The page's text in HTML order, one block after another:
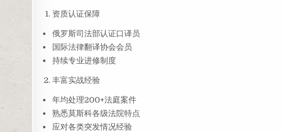
资质认证保障
俄罗斯司法部认证口译员
国际法律翻译协会会员
持续专业进修制度
丰富实战经验
年均处理200+法庭案件
熟悉莫斯科各级法院特点
应对各类突发情况经验